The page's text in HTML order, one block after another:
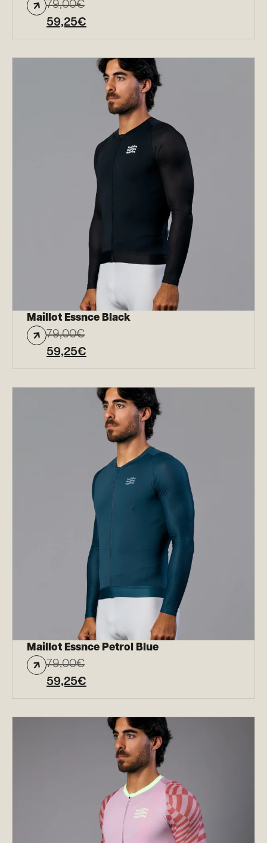
79,00€
59,25€
Maillot Essnce Black
79,00€
59,25€
Maillot Essnce Petrol Blue
79,00€
59,25€